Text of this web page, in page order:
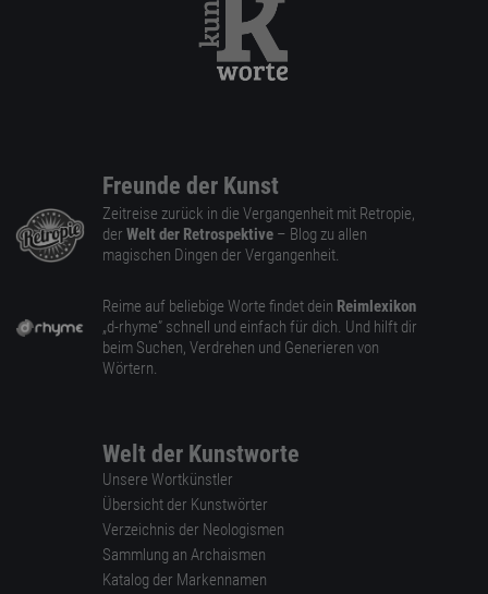
Freunde der Kunst
Zeitreise zurück in die Vergangenheit mit Retropie,
der Welt der Retrospektive – Blog zu allen
magischen Dingen der Vergangenheit.
Reime auf beliebige Worte findet dein Reimlexikon
„d-rhyme” schnell und einfach für dich. Und hilft dir
beim Suchen, Verdrehen und Generieren von
Wörtern.
Welt der Kunstworte
Unsere Wortkünstler
Übersicht der Kunstwörter
Verzeichnis der Neologismen
Sammlung an Archaismen
Katalog der Markennamen